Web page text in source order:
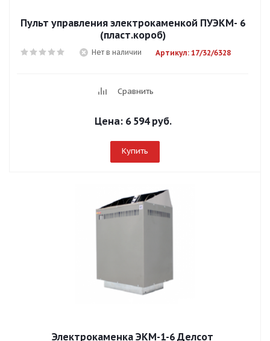
Пульт управления электрокаменкой ПУЭКМ- 6
(пласт.короб)
Нет в наличии Артикул: 17/32/6328
Сравнить
Цена: 6 594 руб.
Купить
Электрокаменка ЭКМ-1-6 Делсот